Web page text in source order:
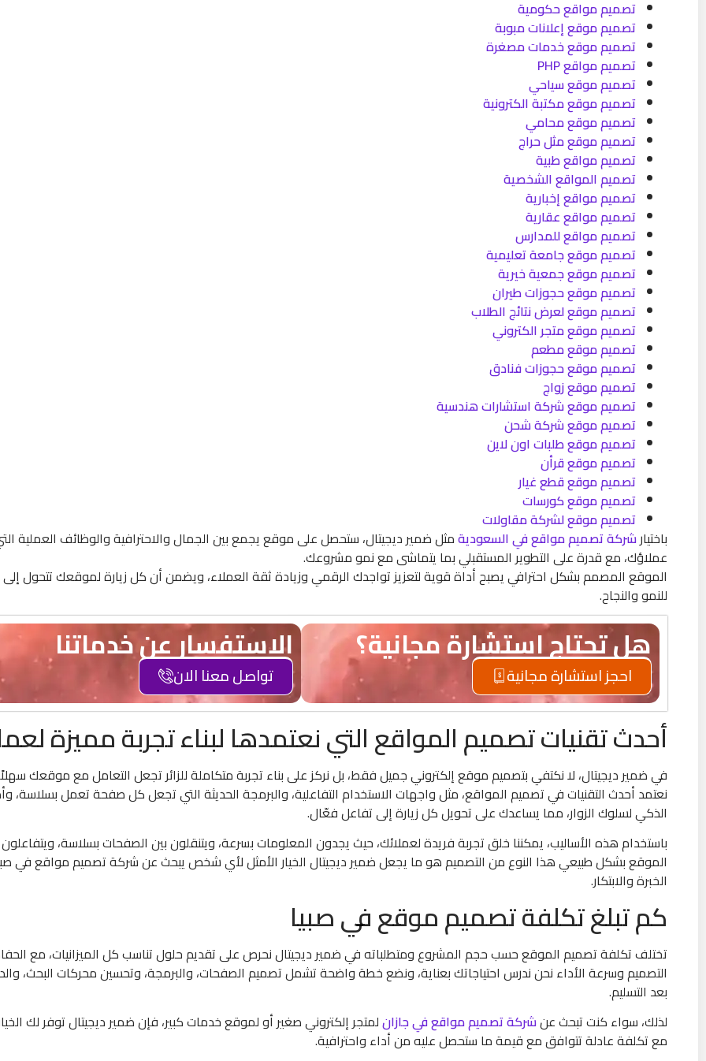
تصميم مواقع حكومية
تصميم موقع إعلانات مبوبة
تصميم موقع خدمات مصغرة
تصميم مواقع PHP
تصميم موقع سياحي
تصميم موقع مكتبة الكترونية
تصميم موقع محامي
تصميم موقع مثل حراج
تصميم مواقع طبية
تصميم المواقع الشخصية
تصميم مواقع إخبارية
تصميم مواقع عقارية
تصميم مواقع للمدارس
تصميم موقع جامعة تعليمية
تصميم موقع جمعية خيرية
تصميم موقع حجوزات طيران
تصميم موقع لعرض نتائج الطلاب
تصميم موقع متجر الكتروني
تصميم موقع مطعم
تصميم موقع حجوزات فنادق
تصميم موقع زواج
تصميم موقع شركة استشارات هندسية
تصميم موقع شركة شحن
تصميم موقع طلبات اون لاين
تصميم موقع قرأن
تصميم موقع قطع غيار
تصميم موقع كورسات
تصميم موقع لشركة مقاولات
باختيارشركة تصميم مواقع في السعوديةمثل ضمير ديجيتال، ستحصل على موقع يجمع بين الجمال والاحترافية والوظائف العملية
عملاؤك، مع قدرة على التطوير المستقبلي بما يتماشى مع نمو مشروعك.
الموقع المصمم بشكل احترافي يصبح أداة قوية لتعزيز تواجدك الرقمي وزيادة ثقة العملاء، ويضمن أن كل زيارة لموقعك تتحول
للنمو والنجاح.
هل تحتاج استشارة مجانية؟
احجز استشارة مجانية
الاستفسار عن خدماتنا
تواصل معنا الان
أحدث تقنيات تصميم المواقع التي نعتمدها لبناء تجربة مميزة
في ضمير ديجيتال، لا نكتفي بتصميم موقع إلكتروني جميل فقط، بل نركز على بناء تجربة متكاملة للزائر تجعل التعامل مع موقعك
نعتمد أحدث التقنيات في تصميم المواقع، مثل واجهات الاستخدام التفاعلية، والبرمجة الحديثة التي تجعل كل صفحة تعمل بسلاسة،
الذكي لسلوك الزوار، مما يساعدك على تحويل كل زيارة إلى تفاعل فعّال.
باستخدام هذه الأساليب، يمكننا خلق تجربة فريدة لعملائك، حيث يجدون المعلومات بسرعة، ويتنقلون بين الصفحات بسلاسة،
الموقع بشكل طبيعي هذا النوع من التصميم هو ما يجعل ضمير ديجيتال الخيار الأمثل لأي شخص يبحث عن شركة تصميم مواقع في
الخبرة والابتكار.
كم تبلغ تكلفة تصميم موقع في صبيا
تختلف تكلفة تصميم الموقع حسب حجم المشروع ومتطلباته في ضمير ديجيتال نحرص على تقديم حلول تناسب كل الميزانيات، مع
التصميم وسرعة الأداء نحن ندرس احتياجاتك بعناية، ونضع خطة واضحة تشمل تصميم الصفحات، والبرمجة، وتحسين محركات البحث،
بعد التسليم.
لذلك، سواء كنت تبحث عنشركة تصميم مواقع في جازانلمتجر إلكتروني صغير أو لموقع خدمات كبير، فإن ضمير ديجيتال توفر لك
مع تكلفة عادلة تتوافق مع قيمة ما ستحصل عليه من أداء واحترافية.